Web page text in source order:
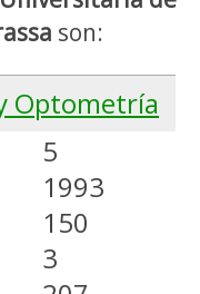
son:
Optometría
5
1993
150
3